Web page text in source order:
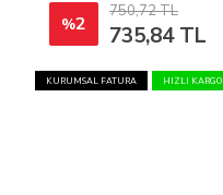
%2
750,72 TL
735,84 TL
KURUMSAL FATURA HIZLI KARGO